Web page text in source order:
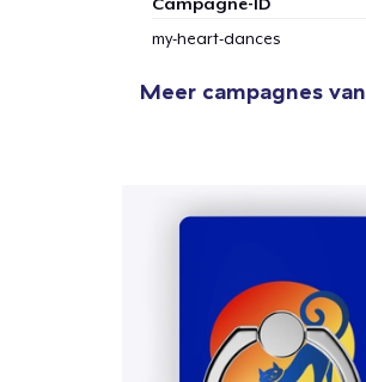
my-heart-dances
Meer campagnes van